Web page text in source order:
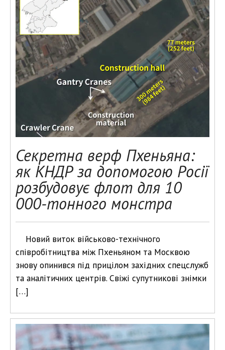
Секретна верф Пхеньяна:
як КНДР за допомогою Росії
розбудовує флот для 10
000-тонного монстра
Новий виток військово-технічного
співробітництва між Пхеньяном та Москвою
знову опинився під прицілом західних спецслужб
та аналітичних центрів. Свіжі супутникові знімки
[…]